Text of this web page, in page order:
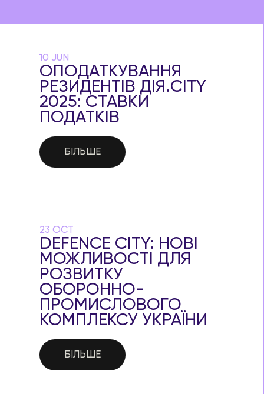
10 JUN
ОПОДАТКУВАННЯ
РЕЗИДЕНТІВ ДІЯ.CITY
2025: СТАВКИ
ПОДАТКІВ
БІЛЬШЕ
23 OCT
DEFENCE CITY: НОВІ
МОЖЛИВОСТІ ДЛЯ
РОЗВИТКУ
ОБОРОННО-
ПРОМИСЛОВОГО
КОМПЛЕКСУ УКРАЇНИ
БІЛЬШЕ